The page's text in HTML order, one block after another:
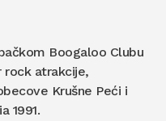
Boogaloo Clubu
rock atrakcije,
Krušne Peći i
1991.